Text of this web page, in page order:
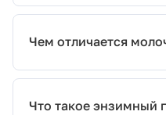
Чем отличается
Что такое энзимный